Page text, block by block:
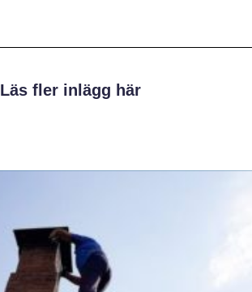
Läs fler inlägg här